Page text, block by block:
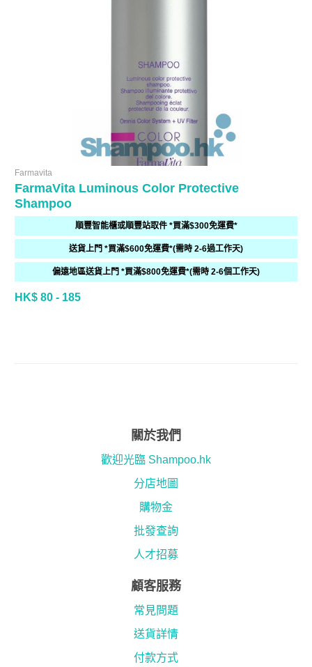
Farmavita
FarmaVita Luminous Color Protective
Shampoo
順豐智能櫃或順豐站取件 *買滿$300免運費*
送貨上門 *買滿$600免運費*(需時 2-6過工作天)
偏遠地區送貨上門 *買滿$800免運費*(需時 2-6個工作天)
HK$ 80 - 185
關於我們
歡迎光臨 Shampoo.hk
分店地圖
購物金
批發查詢
人才招募
顧客服務
常見問題
送貨詳情
付款方式